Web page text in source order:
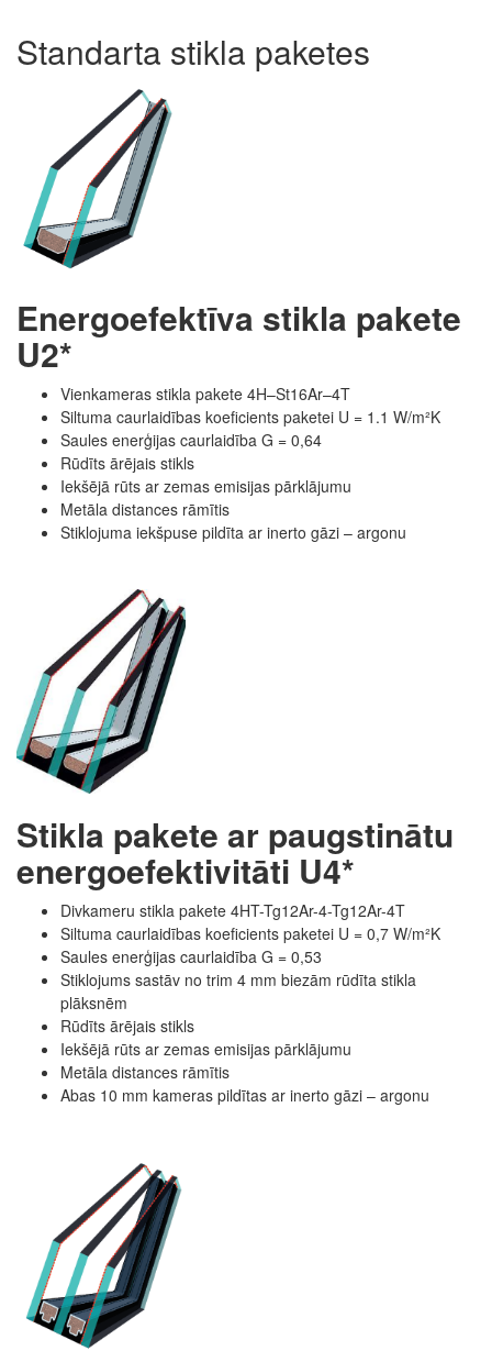
Standarta stikla paketes
Energoefektīva stikla pakete
U2*
Vienkameras stikla pakete 4H–St16Ar–4T
Siltuma caurlaidības koeficients paketei U = 1.1 W/m²K
Saules enerģijas caurlaidība G = 0,64
Rūdīts ārējais stikls
Iekšējā rūts ar zemas emisijas pārklājumu
Metāla distances rāmītis
Stiklojuma iekšpuse pildīta ar inerto gāzi – argonu
Stikla pakete ar paugstinātu
energoefektivitāti U4*
Divkameru stikla pakete 4HT-Tg12Ar-4-Tg12Ar-4T
Siltuma caurlaidības koeficients paketei U = 0,7 W/m²K
Saules enerģijas caurlaidība G = 0,53
Stiklojums sastāv no trim 4 mm biezām rūdīta stikla
plāksnēm
Rūdīts ārējais stikls
Iekšējā rūts ar zemas emisijas pārklājumu
Metāla distances rāmītis
Abas 10 mm kameras pildītas ar inerto gāzi – argonu